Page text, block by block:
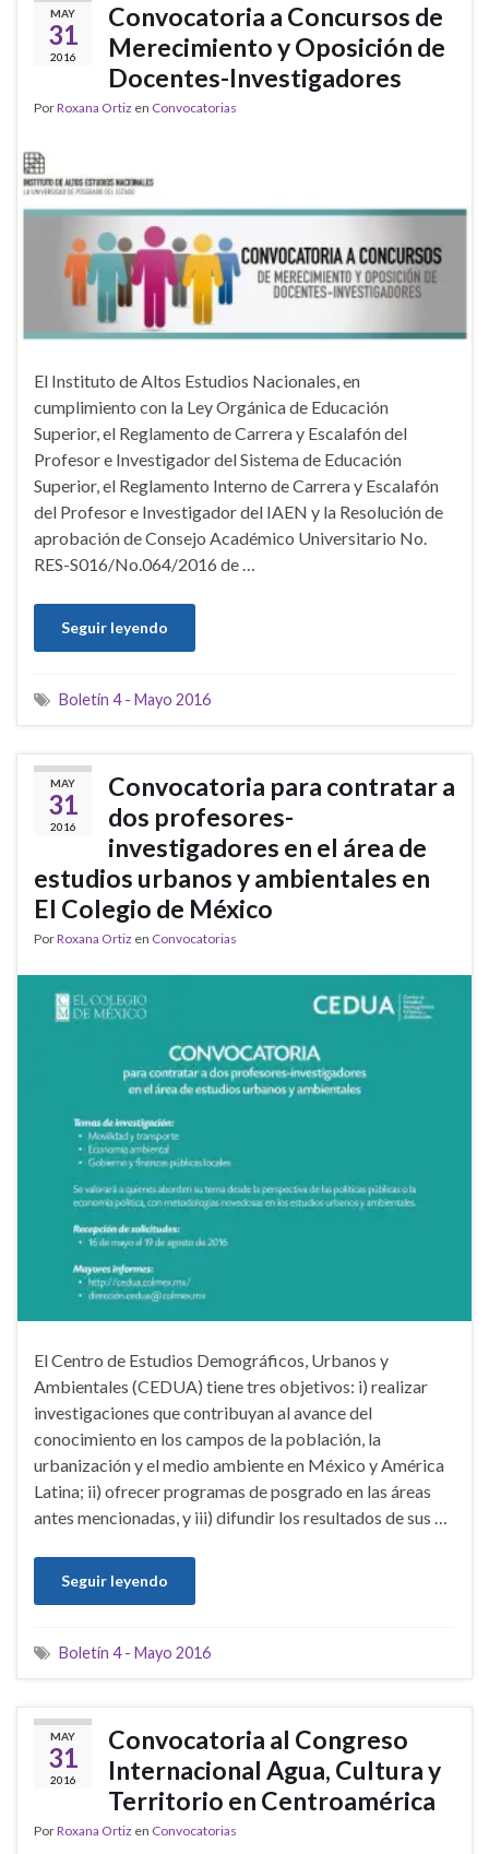
MAY
31
2016
Convocatoria a Concursos de
Merecimiento y Oposición de
Docentes-Investigadores
PorRoxana Ortiz en Convocatorias
El Instituto de Altos Estudios Nacionales, en
cumplimiento con la Ley Orgánica de Educación
Superior, el Reglamento de Carrera y Escalafón del
Profesor e Investigador del Sistema de Educación
Superior, el Reglamento Interno de Carrera y Escalafón
del Profesor e Investigador del IAEN y la Resolución de
aprobación de Consejo Académico Universitario No.
RES-S016/No.064/2016 de …
Seguir leyendo
Boletín 4 - Mayo 2016
MAY
31
2016
Convocatoria para contratar a
dos profesores-
investigadores en el área de
estudios urbanos y ambientales en
El Colegio de México
PorRoxana Ortiz en Convocatorias
El Centro de Estudios Demográficos, Urbanos y
Ambientales (CEDUA) tiene tres objetivos: i) realizar
investigaciones que contribuyan al avance del
conocimiento en los campos de la población, la
urbanización y el medio ambiente en México y América
Latina; ii) ofrecer programas de posgrado en las áreas
antes mencionadas, y iii) difundir los resultados de sus …
Seguir leyendo
Boletín 4 - Mayo 2016
MAY
31
2016
Convocatoria al Congreso
Internacional Agua, Cultura y
Territorio en Centroamérica
PorRoxana Ortiz en Convocatorias